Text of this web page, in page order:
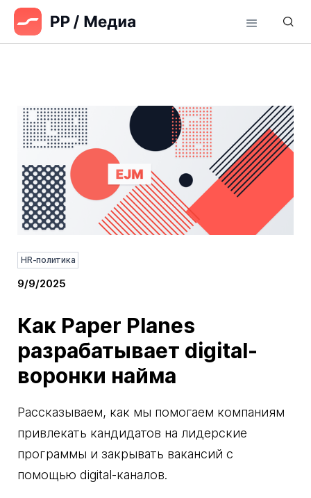
HR-политика
9/9/2025
Как Paper Planes
разрабатывает digital-
воронки найма
Рассказываем, как мы помогаем компаниям
привлекать кандидатов на лидерские
программы и закрывать вакансий с
помощью digital-каналов.